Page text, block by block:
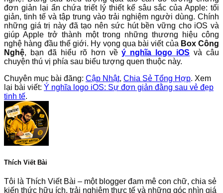
đơn giản lại ẩn chứa triết lý thiết kế sâu sắc của Apple: tối
giản, tinh tế và tập trung vào trải nghiệm người dùng. Chính
những giá trị này đã tạo nên sức hút bền vững cho iOS và
giúp Apple trở thành một trong những thương hiệu công
nghệ hàng đầu thế giới. Hy vọng qua bài viết của Box Công
Nghệ, bạn đã hiểu rõ hơn vềý nghĩa logo iOS và câu
chuyện thú vị phía sau biểu tượng quen thuộc này.
Chuyên mục bài đăng: Cập Nhật, Chia Sẻ Tổng Hợp. Xem
lại bài viết: Ý nghĩa logo iOS: Sự đơn giản đằng sau vẻ đẹp
tinh tế.
Thích Viết Bài
Tôi là Thích Viết Bài – một blogger đam mê con chữ, chia sẻ
kiến thức hữu ích, trải nghiệm thực tế và những góc nhìn giá